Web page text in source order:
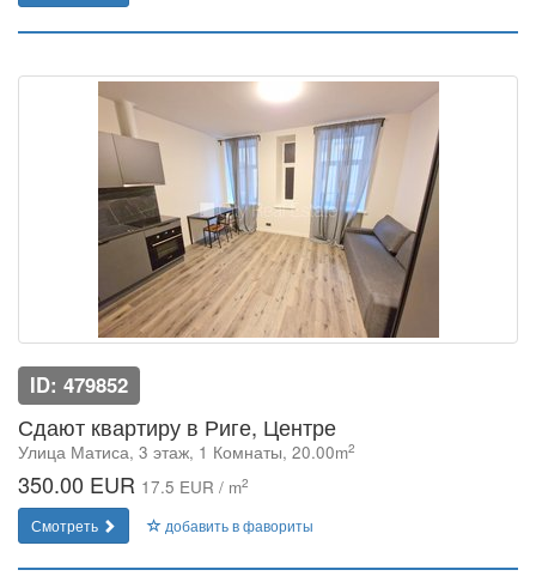
ID: 479852
Сдают квартиру в Риге, Центре
Улица Матиса, 3 этаж, 1 Комнаты, 20.00m2
350.00 EUR 17.5 EUR / m2
Смотреть добавить в фавориты